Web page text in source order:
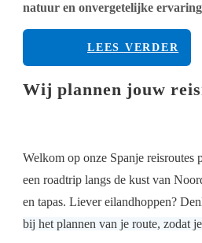
natuur en onvergetelijke
LEES VERDER
Wij plannen jouw
Welkom op onze Spanje reisroutes
een roadtrip langs de kust van
en tapas. Liever eilandhoppen?
bij het plannen van je route, zodat